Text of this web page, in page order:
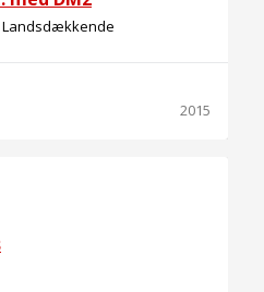
Landsdækkende
2015